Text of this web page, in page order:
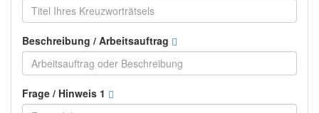
Beschreibung / Arbeitsauftrag
Frage / Hinweis 1